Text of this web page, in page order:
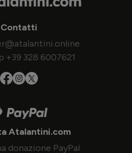
Contatti
+39 328 6007621
Atalantini.com
donazione PayPal